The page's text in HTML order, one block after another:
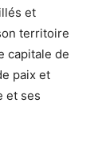
et
territoire
capitale de
paix et
et ses